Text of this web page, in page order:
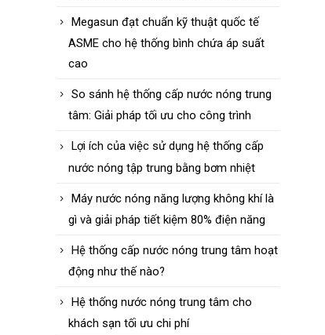
Megasun đạt chuẩn kỹ thuật quốc tế
ASME cho hệ thống bình chứa áp suất
cao
So sánh hệ thống cấp nước nóng trung
tâm: Giải pháp tối ưu cho công trình
Lợi ích của việc sử dụng hệ thống cấp
nước nóng tập trung bằng bơm nhiệt
Máy nước nóng năng lượng không khí là
gì và giải pháp tiết kiệm 80% điện năng
Hệ thống cấp nước nóng trung tâm hoạt
động như thế nào?
Hệ thống nước nóng trung tâm cho
khách sạn tối ưu chi phí